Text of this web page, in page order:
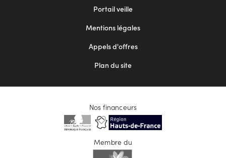
Portail veille
Mentions légales
Appels d'offres
Plan du site
Nos financeurs
Membre du